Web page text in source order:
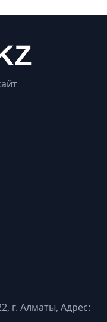
г. Алматы, Адрес: